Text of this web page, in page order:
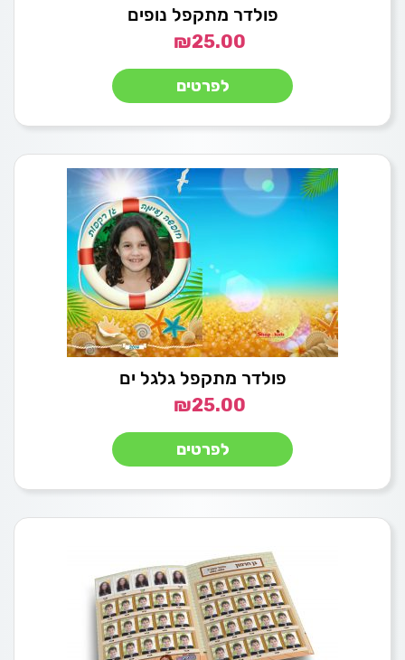
פולדר מתקפל נופים
₪25.00
לפרטים
פולדר מתקפל גלגל ים
₪25.00
לפרטים